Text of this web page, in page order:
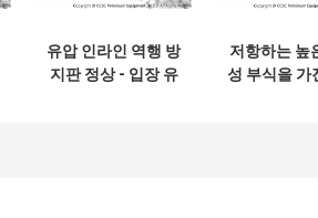
유압 인라인 역행 방
지판 정상 - 입장 유
저항하는 높
성 부식을 가